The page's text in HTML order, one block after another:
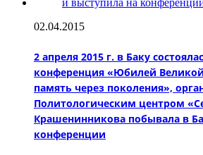
02.04.2015
2 апреля 2015 г. в Баку
конференция «Юбилей
память через поколения»,
Политологическим центром
Крашенинникова побывала в
конференции